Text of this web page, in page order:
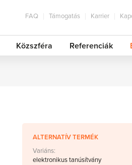
FAQ Támogatás Karrier
Közszféra Referenciák
ALTERNATÍV TERMÉK
Variáns:
elektronikus tanúsítvány